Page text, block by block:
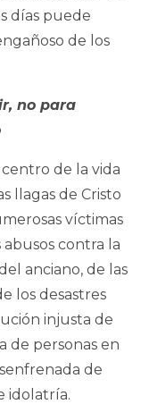
días puede
de los
no para
de la vida
llagas de Cristo
víctimas
contra la
anciano, de las
los desastres
injusta de
de personas en
de
idolatría.